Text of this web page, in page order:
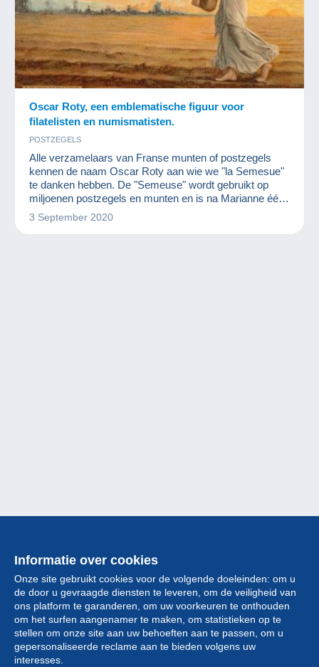
Oscar Roty, een emblematische figuur voor
filatelisten en numismatisten.
POSTZEGELS
Alle verzamelaars van Franse munten of postzegels
kennen de naam Oscar Roty aan wie we "la Semesue"
te danken hebben. De "Semeuse" wordt gebruikt op
miljoenen postzegels en munten en is na Marianne één
van de grootste Franse muzen.
3 September 2020
Informatie over cookies
Onze site gebruikt cookies voor de volgende doeleinden: om u
de door u gevraagde diensten te leveren, om de veiligheid van
ons platform te garanderen, om uw voorkeuren te onthouden
om het surfen aangenamer te maken, om statistieken op te
stellen om onze site aan uw behoeften aan te passen, om u
gepersonaliseerde reclame aan te bieden volgens uw
interesses.
Collectie